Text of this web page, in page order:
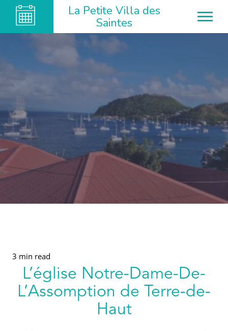
La Petite Villa des
Saintes
3 min read
L’église Notre-Dame-De-
L’Assomption de Terre-de-
Haut